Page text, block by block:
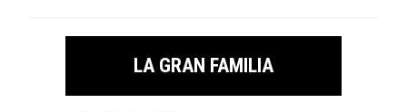
LA GRAN FAMILIA